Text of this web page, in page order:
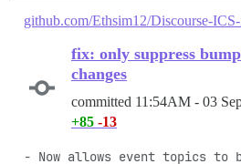
github.com/Ethsim12/Discourse-
fix: only suppress
changes
committed 11:54AM - 03
+85 -13
- Now allows event topics to